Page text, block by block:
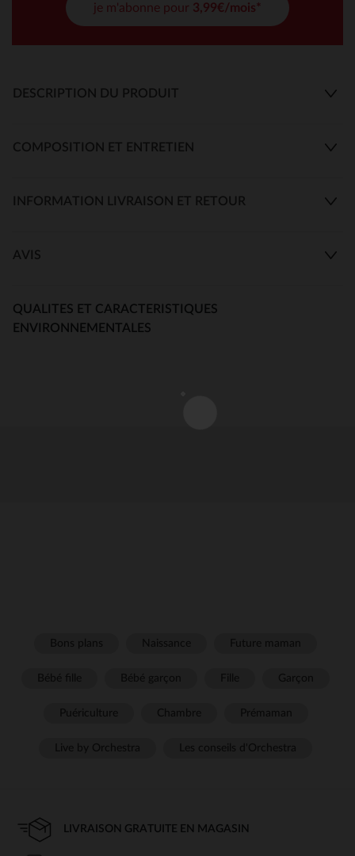
je m'abonne pour 3,99€/mois*
DESCRIPTION DU PRODUIT
COMPOSITION ET ENTRETIEN
INFORMATION LIVRAISON ET RETOUR
AVIS
QUALITES ET CARACTERISTIQUES
ENVIRONNEMENTALES
LIVRAISON GRATUITE EN MAGASIN